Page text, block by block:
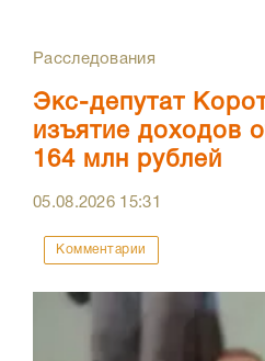
Расследования
Экс-депутат
изъятие доходов
164 млн рублей
05.08.2026 15:31
Комментарии